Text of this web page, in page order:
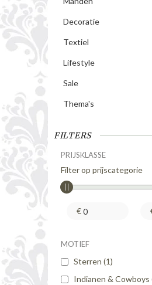
Decoratie
Textiel
Lifestyle
Sale
Thema's
FILTERS
PRIJSKLASSE
Filter op prijscategorie
€
MOTIEF
Sterren (1)
Indianen & Cowboys